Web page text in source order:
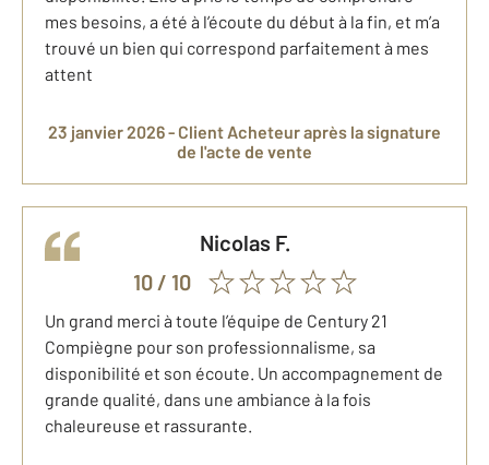
mes besoins, a été à l’écoute du début à la fin, et m’a
trouvé un bien qui correspond parfaitement à mes
attent
23 janvier 2026 - Client Acheteuraprès la signature
de l'acte de vente
Nicolas F.
10/ 10
Un grand merci à toute l’équipe de Century 21
Compiègne pour son professionnalisme, sa
disponibilité et son écoute. Un accompagnement de
grande qualité, dans une ambiance à la fois
chaleureuse et rassurante.